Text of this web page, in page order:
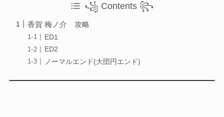
꧁ Contents ꧂
香賀 梅ノ介 攻略
ED1
ED2
ノーマルエンド(大団円エンド)